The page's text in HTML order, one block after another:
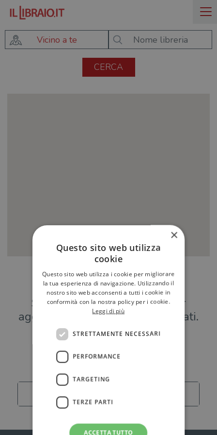
Vicino a te
Hai una libreria?
Scrivici a
per
aggiungere o modificare i tuoi dati.
Librerie
×
Questo sito web utilizza
cookie
Questo sito web utilizza i cookie per migliorare
la tua esperienza di navigazione. Utilizzando il
nostro sito web acconsenti a tutti i cookie in
conformità con la nostra policy per i cookie.
Leggi di più
STRETTAMENTE NECESSARI
PERFORMANCE
TARGETING
TERZE PARTI
ACCETTA TUTTO